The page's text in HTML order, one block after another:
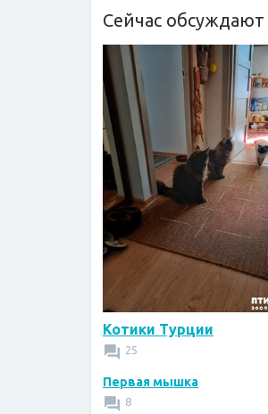
Сейчас обсуждают
Котики Турции
25
Первая мышка
8